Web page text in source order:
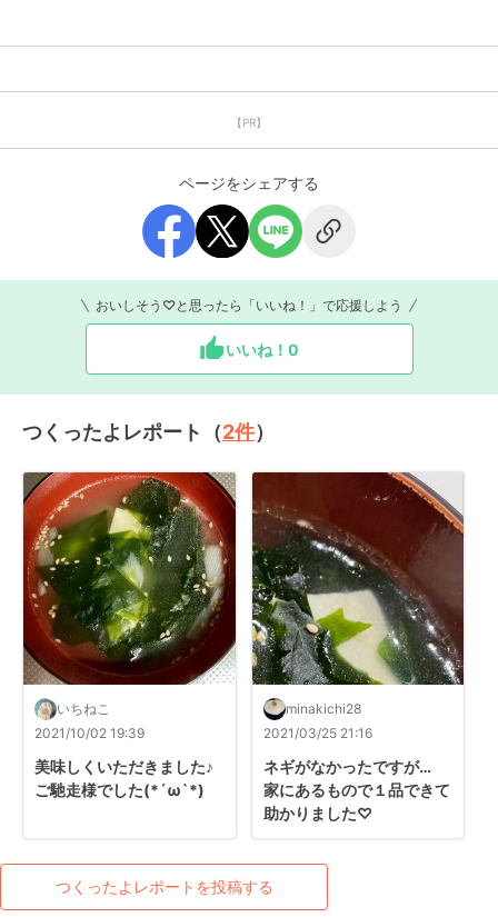
【PR】
ページをシェアする
おいしそう♡と思ったら「いいね！」で応援しよう
いいね！ 0
つくったよレポート（2件）
いちねこ
2021/10/02 19:39
美味しくいただきました♪
ご馳走様でした(*´ω`*)
minakichi28
2021/03/25 21:16
ネギがなかったですが…
家にあるもので１品できて
助かりました♡
つくったよレポートを投稿する